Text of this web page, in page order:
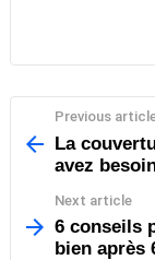
more
Previous
La
avez
Next article
6 conseils
bien après